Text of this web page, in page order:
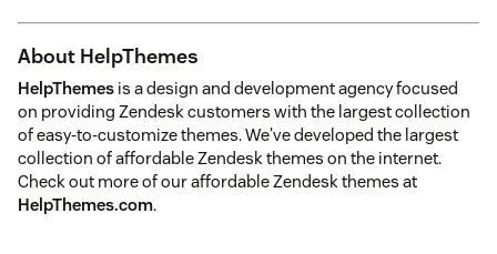
About HelpThemes
HelpThemes is a design and development agency focused
on providing Zendesk customers with the largest collection
of easy-to-customize themes. We've developed the largest
collection of affordable Zendesk themes on the internet.
Check out more of our affordable Zendesk themes at
HelpThemes.com.